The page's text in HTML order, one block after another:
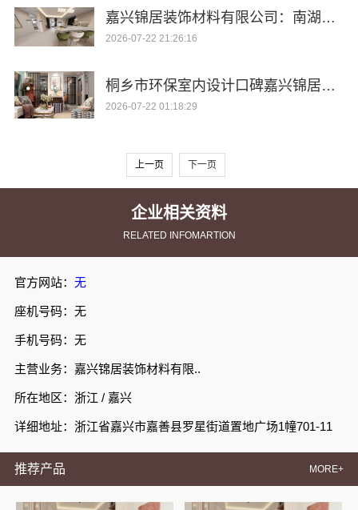
企业相关资料
RELATED INFOMARTION
官方网站： 无
座机号码：无
手机号码：无
主营业务：嘉兴锦居装饰材料有限..
所在地区：浙江 / 嘉兴
详细地址：浙江省嘉兴市嘉善县罗星街道置地广场1幢701-11
推荐产品 MORE+
嘉兴锦居装饰材料有限公司：南湖区装饰推荐小户型
2026-07-22 21:26:16
桐乡市环保室内设计口碑嘉兴锦居装饰材料有限公司
2026-07-22 01:18:29
上一页 下一页